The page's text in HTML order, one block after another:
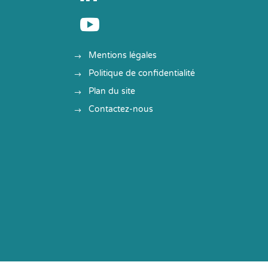

Mentions légales
Politique de confidentialité
Plan du site
Contactez-nous